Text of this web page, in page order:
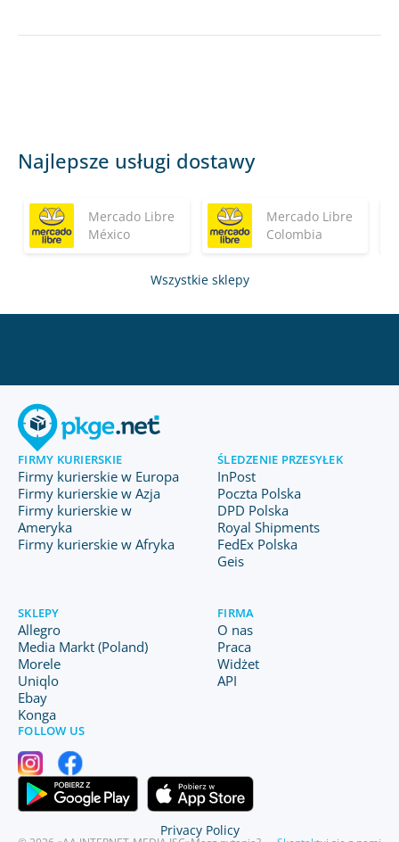
Najlepsze usługi dostawy
Mercado Libre
México
Mercado Libre
Colombia
Wszystkie sklepy
FIRMY KURIERSKIE
Firmy kurierskie w Europa
Firmy kurierskie w Azja
Firmy kurierskie w
Ameryka
Firmy kurierskie w Afryka
ŚLEDZENIE PRZESYŁEK
InPost
Poczta Polska
DPD Polska
Royal Shipments
FedEx Polska
Geis
SKLEPY
Allegro
Media Markt (Poland)
Morele
Uniqlo
Ebay
Konga
FIRMA
O nas
Praca
Widżet
API
FOLLOW US
Privacy Policy